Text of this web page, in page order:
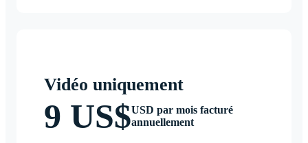
Vidéo uniquement
9 US$USD par mois facturé
annuellement